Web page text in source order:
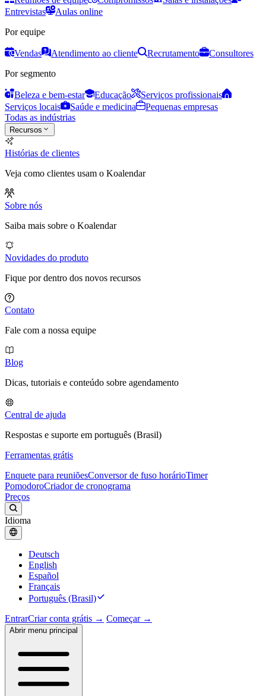
Entrevistas
Aulas online
Por equipe
Vendas Atendimento ao cliente Recrutamento
Consultores
Por segmento
Beleza e bem-estar Educação
Serviços profissionais
Serviços locais
Saúde e medicina
Pequenas empresas
Todas as indústrias
Recursos
Histórias de clientes
Veja como clientes usam o Koalendar
Sobre nós
Saiba mais sobre o Koalendar
Novidades do produto
Fique por dentro dos novos recursos
Contato
Fale com a nossa equipe
Blog
Dicas, tutoriais e conteúdo sobre agendamento
Central de ajuda
Respostas e suporte em português (Brasil)
Ferramentas grátis
Enquete para reuniõesConversor de fuso horárioTimer
PomodoroCriador de cronograma
Preços
Idioma
Deutsch
English
Español
Français
Português (Brasil)
EntrarCriar conta grátis → Começar →
Abrir menu principal